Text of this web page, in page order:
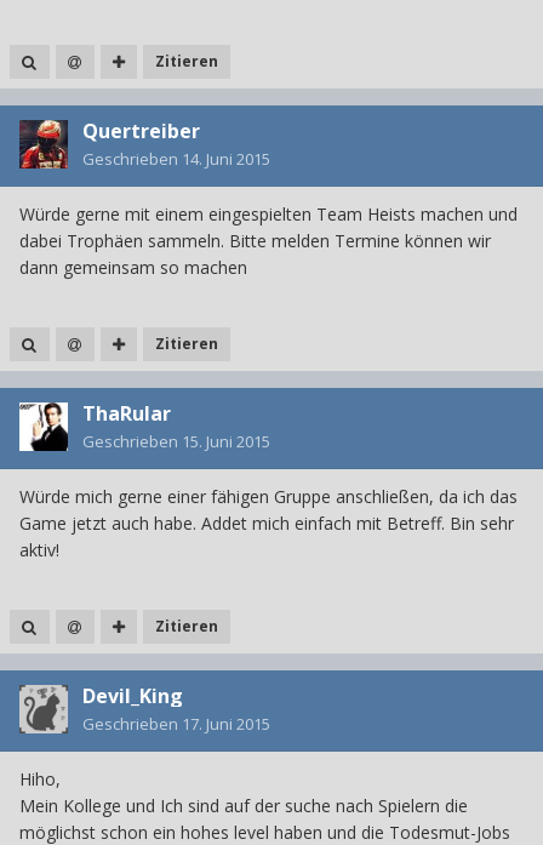
Zitieren
Quertreiber
Geschrieben 14. Juni 2015
Würde gerne mit einem eingespielten Team Heists machen und
dabei Trophäen sammeln. Bitte melden Termine können wir
dann gemeinsam so machen
Zitieren
ThaRular
Geschrieben 15. Juni 2015
Würde mich gerne einer fähigen Gruppe anschließen, da ich das
Game jetzt auch habe. Addet mich einfach mit Betreff. Bin sehr
aktiv!
Zitieren
Devil_King
Geschrieben 17. Juni 2015
Hiho,
Mein Kollege und Ich sind auf der suche nach Spielern die
möglichst schon ein hohes level haben und die Todesmut-Jobs